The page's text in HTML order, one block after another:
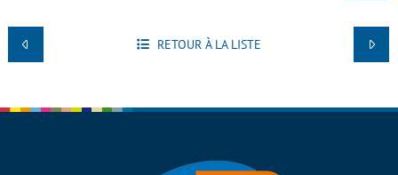
RETOUR À LA LISTE